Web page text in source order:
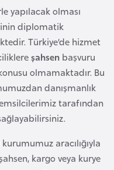
yapılacak olması
diplomatik
Türkiye’de hizmet
şahsen başvuru
olmamaktadır. Bu
danışmanlık
tarafından
aracılığıyla
kargo veya kurye